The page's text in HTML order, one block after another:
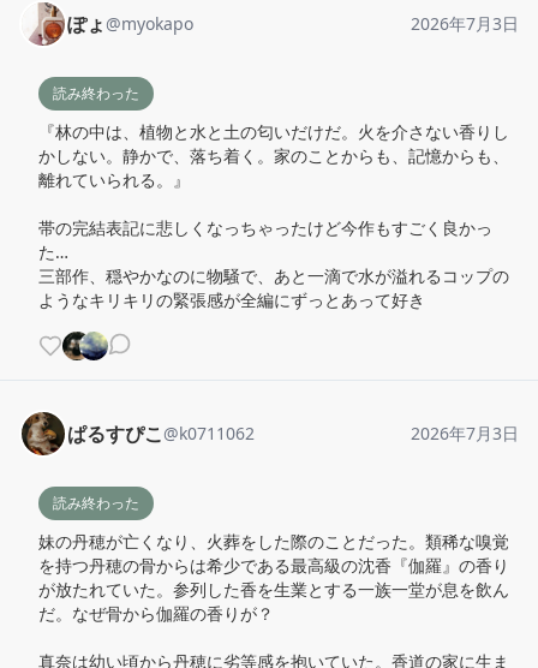
ぽょ @myokapo 2026年7月3日
読み終わった
『林の中は、植物と水と土の匂いだけだ。火を介さない香りし
かしない。静かで、落ち着く。家のことからも、記憶からも、
離れていられる。』
帯の完結表記に悲しくなっちゃったけど今作もすごく良かっ
た…
三部作、穏やかなのに物騒で、あと一滴で水が溢れるコップの
ようなキリキリの緊張感が全編にずっとあって好き
ぱるすぴこ@k0711062 2026年7月3日
読み終わった
妹の丹穂が亡くなり、火葬をした際のことだった。類稀な嗅覚
を持つ丹穂の骨からは希少である最高級の沈香『伽羅』の香り
が放たれていた。参列した香を生業とする一族一堂が息を飲ん
だ。なぜ骨から伽羅の香りが？
真奈は幼い頃から丹穂に劣等感を抱いていた。香道の家に生ま